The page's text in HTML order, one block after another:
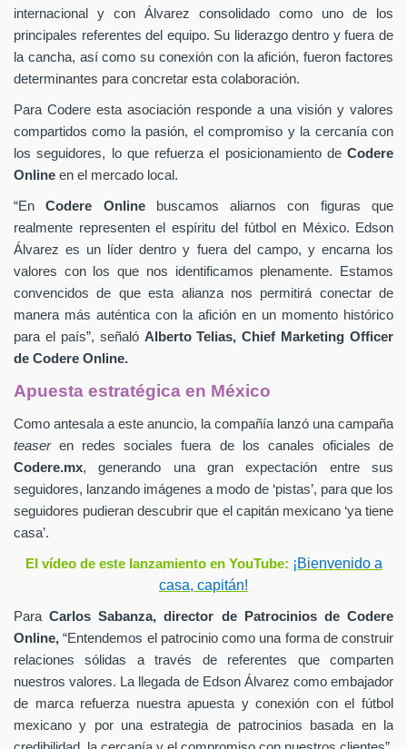
internacional y con Álvarez consolidado como uno de los
principales referentes del equipo. Su liderazgo dentro y fuera de
la cancha, así como su conexión con la afición, fueron factores
determinantes para concretar esta colaboración.
Para Codere esta asociación responde a una visión y valores
compartidos como la pasión, el compromiso y la cercanía con
los seguidores, lo que refuerza el posicionamiento de Codere
Online en el mercado local.
“EnCodere Onlinebuscamos aliarnos con figuras que
realmente representen el espíritu del fútbol en México. Edson
Álvarez es un líder dentro y fuera del campo, y encarna los
valores con los que nos identificamos plenamente. Estamos
convencidos de que esta alianza nos permitirá conectar de
manera más auténtica con la afición en un momento histórico
para el país”, señaló Alberto Telias,Chief Marketing Officer
de Codere Online.
Apuesta estratégica en México
Como antesala a este anuncio, la compañía lanzó una campaña
teaseren redes sociales fuera de los canales oficiales de
Codere.mx,
generando una gran expectación entre sus
seguidores, lanzando imágenes a modo de ‘pistas’, para que los
seguidores pudieran descubrir que el capitán mexicano ‘ya tiene
casa’.
El vídeo de este lanzamiento en YouTube: ¡Bienvenido a
casa, capitán!
ParaCarlos Sabanza, director de Patrocinios de Codere
Online, “Entendemos el patrocinio como una forma de construir
relaciones sólidas a través de referentes que comparten
nuestros valores. La llegada de Edson Álvarez como embajador
de marca refuerza nuestra apuesta y conexión con el fútbol
mexicano y por una estrategia de patrocinios basada en la